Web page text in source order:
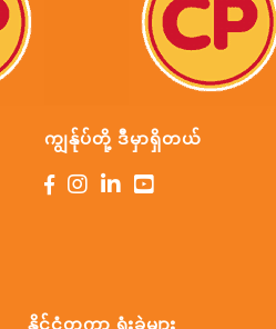
ကျွန်ုပ်တို့ ဒီမှာရှိတယ်
နိုင်ငံတကာ ရုံးခွဲများ